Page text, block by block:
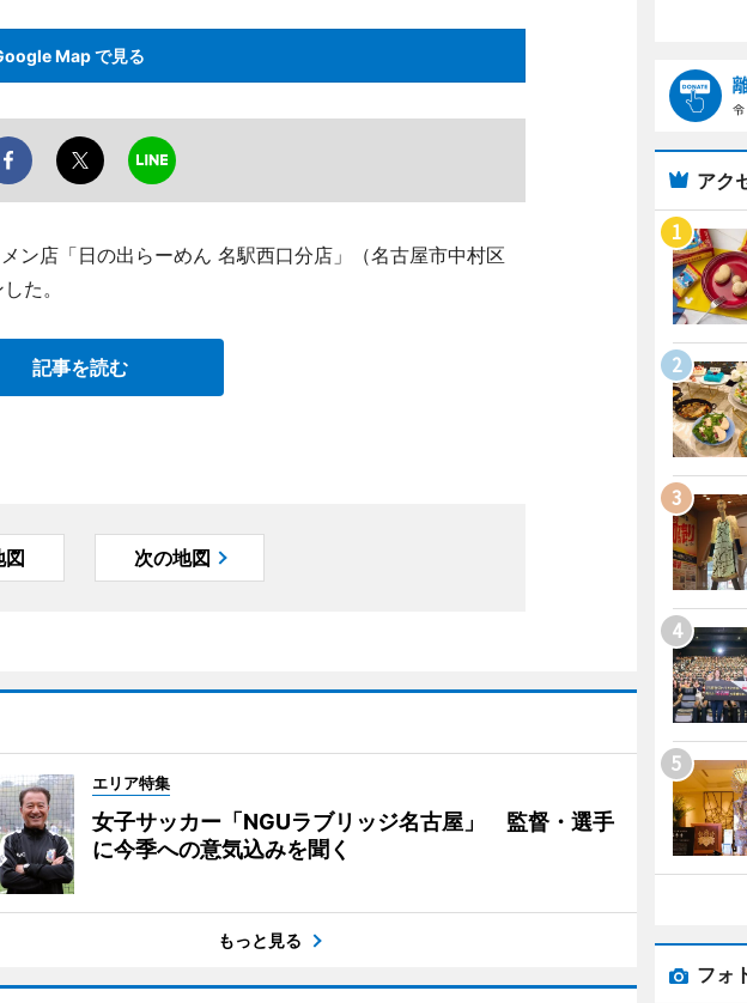
Map で見る
ン店「日の出らーめん 名駅西口分店」（名古屋市中村区
た。
記事を読む
図 次の地図
エリア特集
女子サッカー「NGUラブリッジ名古屋」 監督・選手
に今季への意気込みを聞く
もっと見る
アク
フォ